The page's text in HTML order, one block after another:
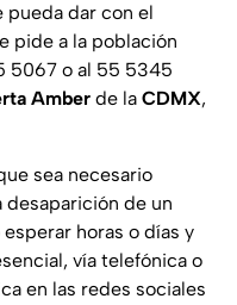
pueda dar con el
pide a la población
5067 o al 55 5345
Amber de la CDMX,
sea necesario
desaparición de un
horas o días y
vía telefónica o
en las redes sociales